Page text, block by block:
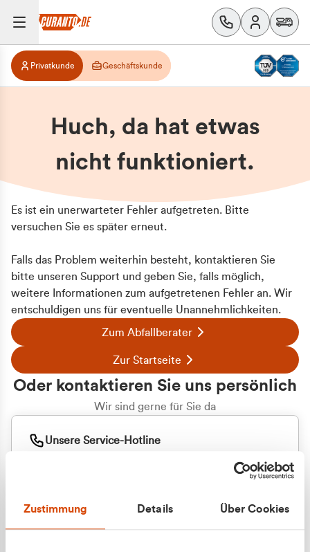
Zustimmung Details Über Cookies
Privatkunde Geschäftskunde
Huch, da hat etwas
nicht funktioniert.
Es ist ein unerwarteter Fehler aufgetreten. Bitte
versuchen Sie es später erneut.
Falls das Problem weiterhin besteht, kontaktieren Sie
bitte unseren Support und geben Sie, falls möglich,
weitere Informationen zum aufgetretenen Fehler an. Wir
entschuldigen uns für eventuelle Unannehmlichkeiten.
Zum Abfallberater
Zur Startseite
Oder kontaktieren Sie uns persönlich
Wir sind gerne für Sie da
Unsere Service-Hotline
+49 177 8376058